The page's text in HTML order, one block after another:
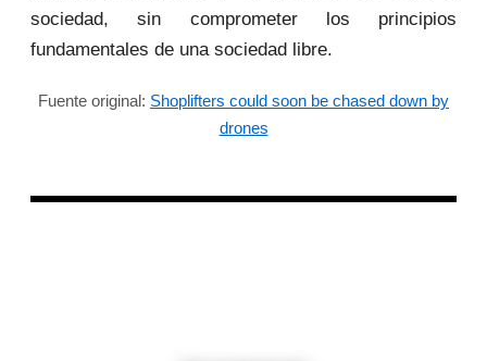
sociedad, sin comprometer los principios
fundamentales de una sociedad libre.
Fuente original: Shoplifters could soon be chased down by
drones